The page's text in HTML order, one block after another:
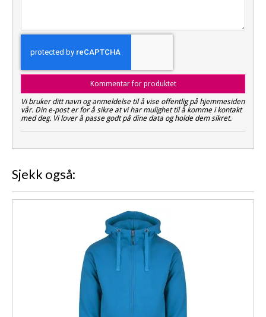
Kommentar for produktet
Vi bruker ditt navn og anmeldelse til å vise offentlig på hjemmesiden
vår. Din e-post er for å sikre at vi har mulighet til å komme i kontakt
med deg. Vi lover å passe godt på dine data og holde dem sikret.
Sjekk også: